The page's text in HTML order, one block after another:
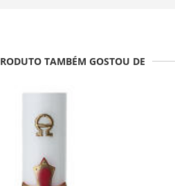
TAMBÉM GOSTOU DE